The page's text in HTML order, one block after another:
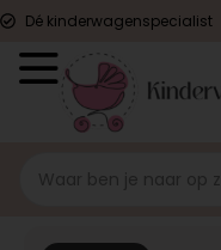
Dé kinderwagenspecialist